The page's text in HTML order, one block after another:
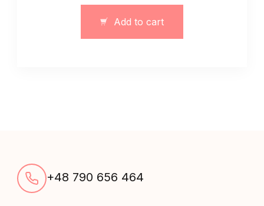
z
tkaniny
Add to cart
+48 790 656 464